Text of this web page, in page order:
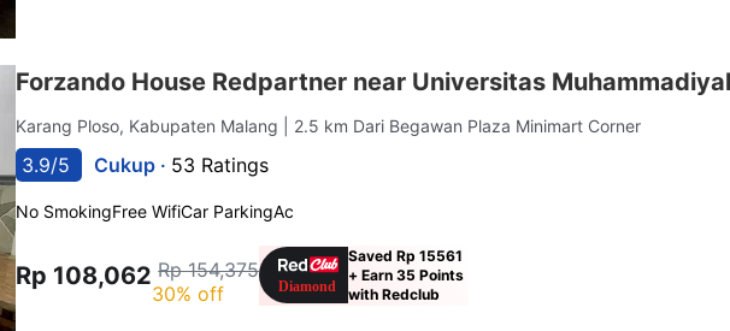
Forzando House Redpartner near Universitas
Karang Ploso, Kabupaten Malang | 2.5 km Dari Begawan Plaza Minimart Corner
3.9/5 Cukup · 53 Ratings
No SmokingFree WifiCar ParkingAc
Rp 108,062 Rp 154,375
30% off
Saved Rp 15561
+ Earn 35 Points
with Redclub